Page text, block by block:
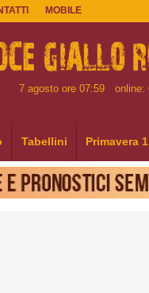
MOBILE
7 agosto ore 07:59 online:
Tabellini Primavera 1